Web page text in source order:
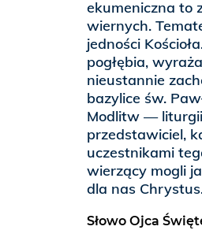
ekumeniczna to
wiernych.
jedności
pogłębia,
nieustannie
bazylice św.
Modlitw — liturgii
przedstawiciel,
uczestnikami
wierzący mogli
dla nas
Słowo Ojca